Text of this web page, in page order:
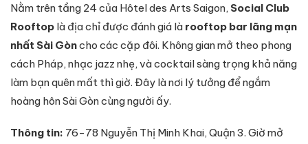
Nằm trên tầng 24 của Hôtel des Arts Saigon, Social Club
Rooftop là địa chỉ được đánh giá là rooftop bar lãng mạn
nhất Sài Gòncho các cặp đôi. Không gian mở theo phong
cách Pháp, nhạc jazz nhẹ, và cocktail sàng trọng khả năng
làm bạn quên mất thì giờ. Đây là nơi lý tưởng để ngắm
hoàng hôn Sài Gòn cùng người ấy.
Thông tin: 76-78 Nguyễn Thị Minh Khai, Quận 3. Giờ mở